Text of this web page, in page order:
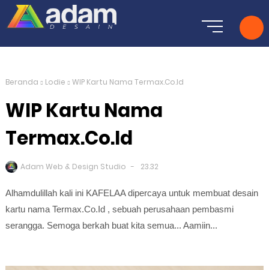
Beranda Lodie WIP Kartu Nama Termax.Co.Id
WIP Kartu Nama
Termax.Co.Id
Adam Web & Design Studio 23.32
Alhamdulillah kali ini KAFELAA dipercaya untuk membuat desain
kartu nama Termax.Co.Id , sebuah perusahaan pembasmi
serangga. Semoga berkah buat kita semua... Aamiin...